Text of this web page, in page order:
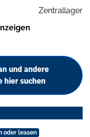
Zentrallager
und andere
hier suchen
oder leasen